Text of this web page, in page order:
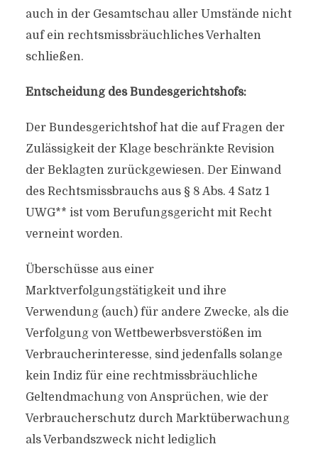
auch in der Gesamtschau aller Umstände nicht
auf ein rechtsmissbräuchliches Verhalten
schließen.
Entscheidung des Bundesgerichtshofs:
Der Bundesgerichtshof hat die auf Fragen der
Zulässigkeit der Klage beschränkte Revision
der Beklagten zurückgewiesen. Der Einwand
des Rechtsmissbrauchs aus § 8 Abs. 4 Satz 1
UWG** ist vom Berufungsgericht mit Recht
verneint worden.
Überschüsse aus einer
Marktverfolgungstätigkeit und ihre
Verwendung (auch) für andere Zwecke, als die
Verfolgung von Wettbewerbsverstößen im
Verbraucherinteresse, sind jedenfalls solange
kein Indiz für eine rechtmissbräuchliche
Geltendmachung von Ansprüchen, wie der
Verbraucherschutz durch Marktüberwachung
als Verbandszweck nicht lediglich